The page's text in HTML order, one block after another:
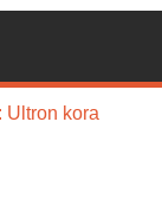
Ultron kora